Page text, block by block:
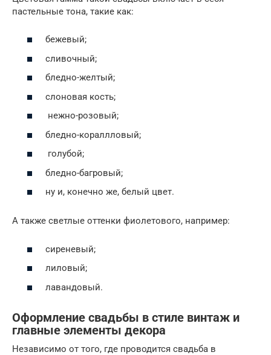
пастельные тона, такие как:
бежевый;
сливочный;
бледно-желтый;
слоновая кость;
нежно-розовый;
бледно-кораллловый;
голубой;
бледно-багровый;
ну и, конечно же, белый цвет.
А также светлые оттенки фиолетового, например:
сиреневый;
лиловый;
лавандовый.
Оформление свадьбы в стиле винтаж и
главные элементы декора
Независимо от того, где проводится свадьба в